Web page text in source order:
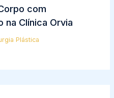
com
na Clínica Orvia
Plástica